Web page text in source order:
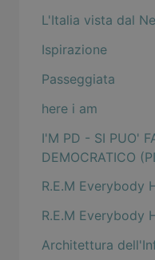
L'Italia vista dal
Ispirazione
Passeggiata
here i am
I'M PD - SI PUO'
DEMOCRATICO
R.E.M Everybody
R.E.M Everybody
Architettura